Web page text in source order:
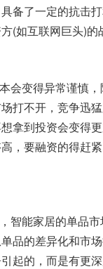
备了一定的抗击
(如互联网巨头)
会变得异常谨慎
打不开，竞争迅
拿到投资会变得
，要融资的得赶紧
智能家居的单品
品的差异化和市
起的，而是有更深